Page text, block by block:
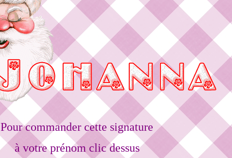
Pour commander cette signature
à votre prénom clic dessus